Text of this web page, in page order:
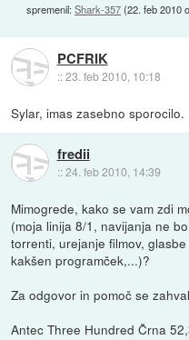
spremenil:Shark-357(22. feb 2010
PCFRIK
::23. feb 2010, 10:18
Sylar, imas zasebno sporocilo.
fredii
::24. feb 2010, 14:39
Mimogrede, kako se vam zdi
(moja linija 8/1, navijanja ne
torrenti, urejanje filmov,
kakšen programček,...)?
Za odgovor in pomoč se
Antec Three Hundred Črna